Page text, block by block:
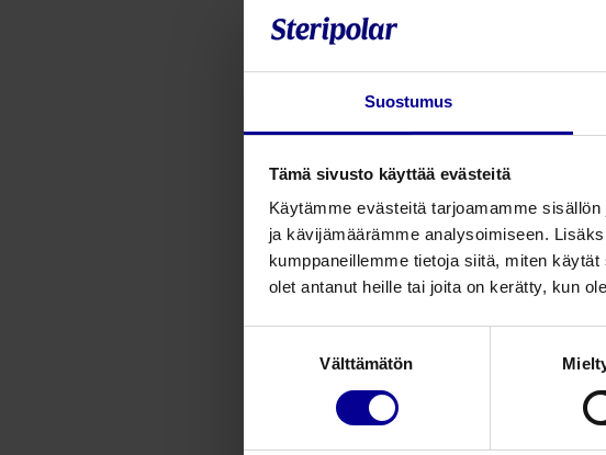
Suostumus
Tämä sivusto käyttää evästeitä
Käytämme evästeitä tarjoamamme
ja kävijämäärämme analysoimiseen.
kumppaneillemme tietoja siitä, miten
olet antanut heille tai joita on kerätty, kun
Välttämätön